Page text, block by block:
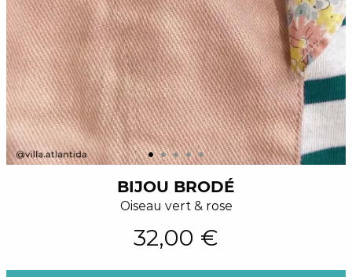
BIJOU BRODÉ
Oiseau vert & rose
32,00 €